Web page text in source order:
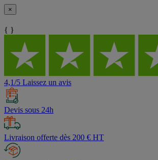
×
{ }
4,1/5 Laissez un avis
Devis sous 24h
Livraison offerte dès 200 € HT